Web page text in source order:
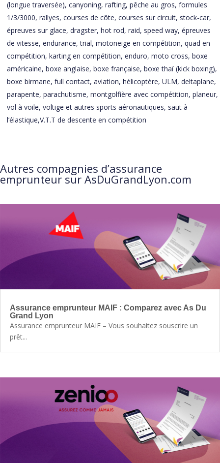
(longue traversée), canyoning, rafting, pêche au gros, formules
1/3/3000, rallyes, courses de côte, courses sur circuit, stock-car,
épreuves sur glace, dragster, hot rod, raid, speed way, épreuves
de vitesse, endurance, trial, motoneige en compétition, quad en
compétition, karting en compétition, enduro, moto cross, boxe
américaine, boxe anglaise, boxe française, boxe thaï (kick boxing),
boxe birmane, full contact, aviation, hélicoptère, ULM, deltaplane,
parapente, parachutisme, montgolfière avec compétition, planeur,
vol à voile, voltige et autres sports aéronautiques, saut à
l’élastique,V.T.T de descente en compétition
Autres compagnies d’assurance
emprunteur sur AsDuGrandLyon.com
Assurance emprunteur MAIF : Comparez avec As Du
Grand Lyon
Assurance emprunteur MAIF – Vous souhaitez souscrire un
prêt...